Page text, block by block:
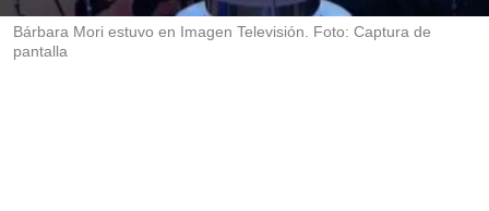
r
Bárbara Mori estuvo en Imagen Televisión. Foto: Captura de
pantalla